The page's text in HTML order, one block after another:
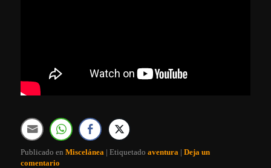
Publicado en Miscelánea |Etiquetado aventura |Deja un
comentario